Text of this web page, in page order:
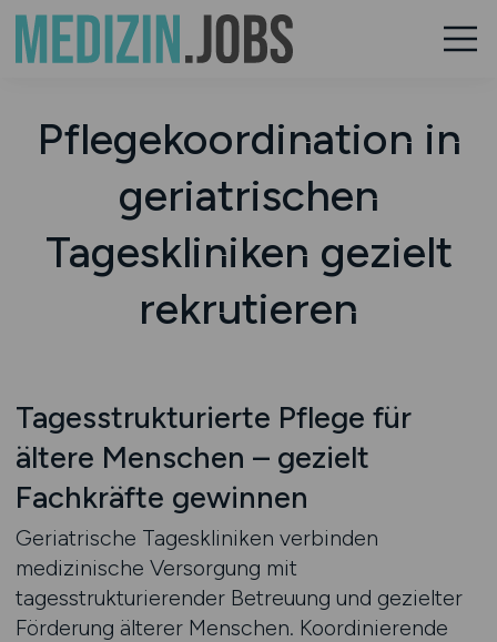
Pflegekoordination in
geriatrischen
Tageskliniken gezielt
rekrutieren
Tagesstrukturierte Pflege für
ältere Menschen – gezielt
Fachkräfte gewinnen
Geriatrische Tageskliniken verbinden
medizinische Versorgung mit
tagesstrukturierender Betreuung und gezielter
Förderung älterer Menschen. Koordinierende